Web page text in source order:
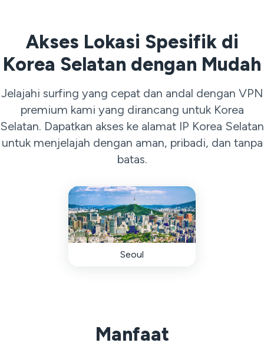
Akses Lokasi Spesifik di
Korea Selatan dengan Mudah
Jelajahi surfing yang cepat dan andal dengan VPN
premium kami yang dirancang untuk Korea
Selatan. Dapatkan akses ke alamat IP Korea Selatan
untuk menjelajah dengan aman, pribadi, dan tanpa
batas.
Seoul
Manfaat